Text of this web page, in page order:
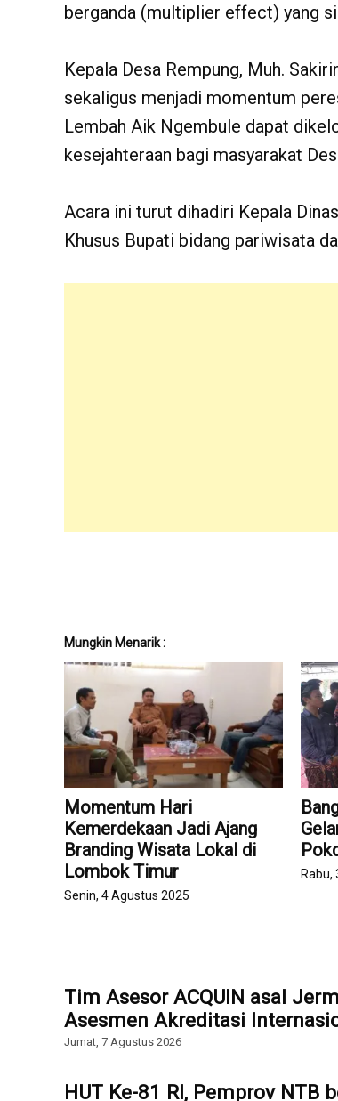
berganda (multiplier effect) yang
Kepala Desa Rempung, Muh.
sekaligus menjadi momentum
Lembah Aik Ngembule dapat
kesejahteraan bagi masyarakat
Acara ini turut dihadiri Kepala
Khusus Bupati bidang pariwisata
Mungkin Menarik :
Momentum Hari
Kemerdekaan Jadi Ajang
Branding Wisata Lokal di
Lombok Timur
Senin, 4 Agustus 2025
Rabu,
Tim Asesor ACQUIN asal
Asesmen Akreditasi
Jumat, 7 Agustus 2026
HUT Ke-81 RI, Pemprov NTB